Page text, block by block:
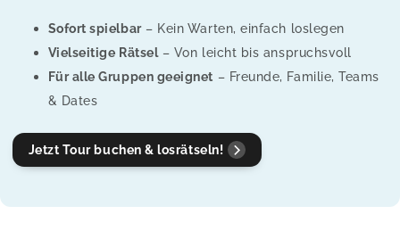
Sofort spielbar– Kein Warten, einfach loslegen
Vielseitige Rätsel– Von leicht bis anspruchsvoll
Für alle Gruppen geeignet – Freunde, Familie, Teams
& Dates
Jetzt Tour buchen & losrätseln!